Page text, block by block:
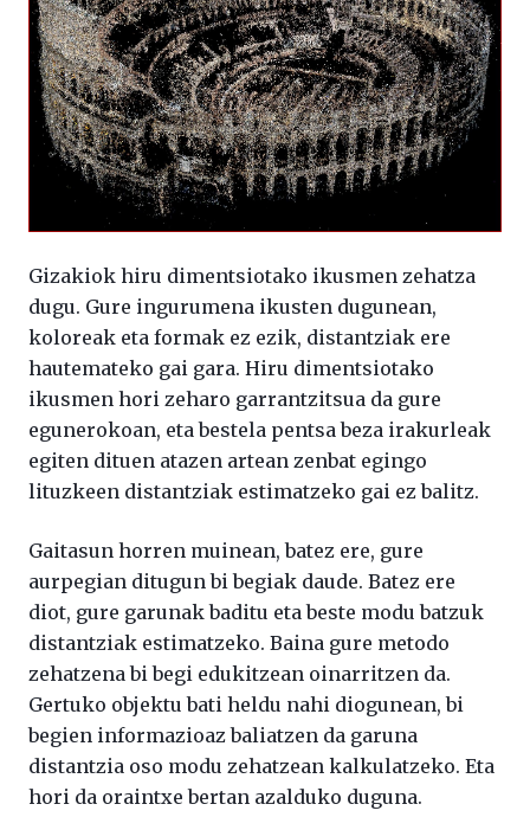
Gizakiok hiru dimentsiotako ikusmen zehatza
dugu. Gure ingurumena ikusten dugunean,
koloreak eta formak ez ezik, distantziak ere
hautemateko gai gara. Hiru dimentsiotako
ikusmen hori zeharo garrantzitsua da gure
egunerokoan, eta bestela pentsa beza irakurleak
egiten dituen atazen artean zenbat egingo
lituzkeen distantziak estimatzeko gai ez balitz.
Gaitasun horren muinean, batez ere, gure
aurpegian ditugun bi begiak daude. Batez ere
diot, gure garunak baditu eta beste modu batzuk
distantziak estimatzeko. Baina gure metodo
zehatzena bi begi edukitzean oinarritzen da.
Gertuko objektu bati heldu nahi diogunean, bi
begien informazioaz baliatzen da garuna
distantzia oso modu zehatzean kalkulatzeko. Eta
hori da oraintxe bertan azalduko duguna.